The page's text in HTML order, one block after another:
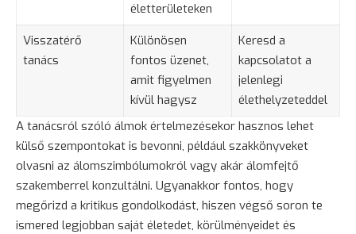
életterületeken
Visszatérő
tanács
Különösen
fontos üzenet,
amit figyelmen
kívül hagysz
Keresd a
kapcsolatot a
jelenlegi
élethelyzeteddel
A tanácsról szóló álmok értelmezésekor hasznos lehet
külső szempontokat is bevonni, például szakkönyveket
olvasni az álomszimbólumokról vagy akár álomfejtő
szakemberrel konzultálni. Ugyanakkor fontos, hogy
megőrizd a kritikus gondolkodást, hiszen végső soron te
ismered legjobban saját életedet, körülményeidet és